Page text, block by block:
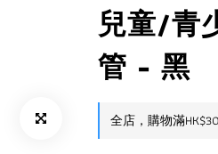
兒童/青
管 - 黑
全店，購物滿